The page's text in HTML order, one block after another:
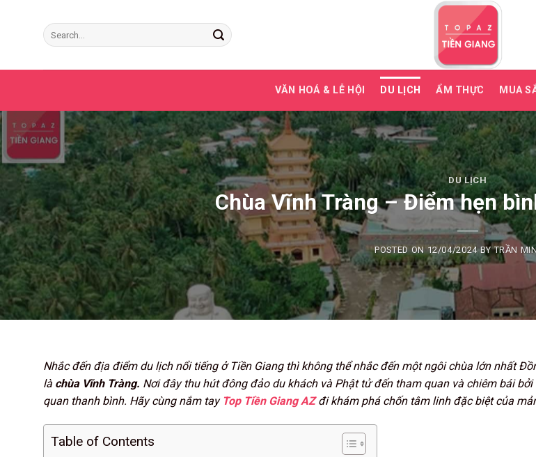
VĂN HOÁ & LỄ HỘI DU LỊCH ẨM THỰC MUA
DU LỊCH
Chùa Vĩnh Tràng – Điểm hẹn
POSTED ON12/04/2024BYTRẦN
Nhắc đến địa điểm du lịch nổi tiếng ở Tiền Giang thì không thể nhắc đến một ngôi chùa lớn nhất
là chùa Vĩnh Tràng. Nơi đây thu hút đông đảo du khách và Phật tử đến tham quan và chiêm bái
quan thanh bình. Hãy cùng nắm tay Top Tiền Giang AZ đi khám phá chốn tâm linh đặc biệt của
Table of Contents